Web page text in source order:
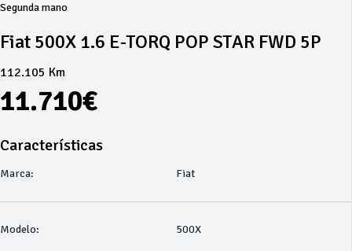
Segunda mano
Fiat 500X 1.6 E-TORQ POP STAR FWD 5P
112.105 Km
11.710€
Características
Marca: Fiat
Modelo: 500X